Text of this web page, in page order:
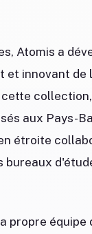
Atomis a
et innovant de
cette
aux Pays-
étroite
bureaux
propre équipe